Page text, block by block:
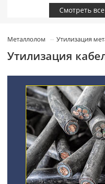
Смотреть
Металлолом Утилизация
Утилизация